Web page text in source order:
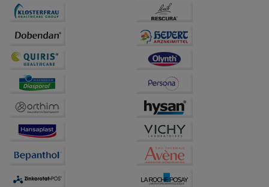
Bitte beachten Sie, dass Daten hierfür teilweise an
Dritte wie z.B. Google oder soziale Medien
übertragen werden.